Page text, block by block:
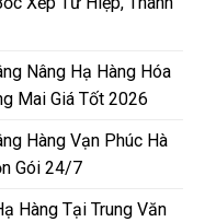
Nâng Hạ Hàng Hóa
Mai Giá Tốt 2026
Hàng Vạn Phúc Hà
Gói 24/7
Hàng Tại Trung Văn